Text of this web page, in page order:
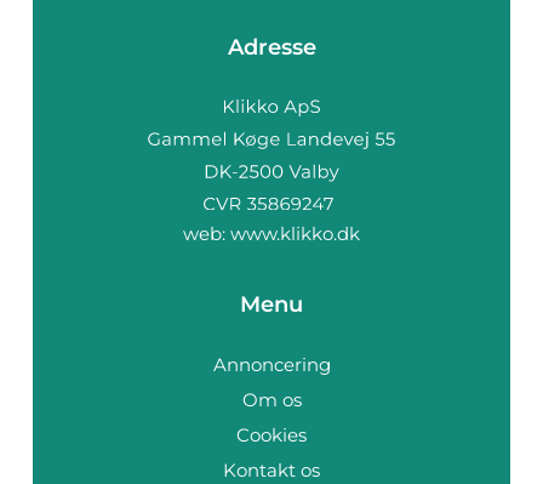
Adresse
web: www.klikko.dk
Menu
Annoncering
Om os
Cookies
Kontakt os